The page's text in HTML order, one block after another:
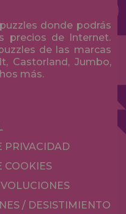
donde podrás
precios de Internet.
de las marcas
Castorland, Jumbo,
más.
PRIVACIDAD
COOKIES
/ DESISTIMIENTO